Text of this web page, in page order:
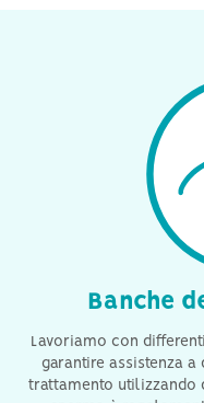
Banche
Lavoriamo con
garantire assistenza
trattamento utilizzando